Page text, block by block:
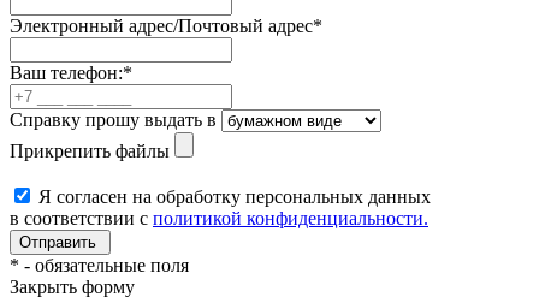
Электронный адрес/Почтовый адрес*
Ваш телефон:*
Справку прошу выдать в
Прикрепить файлы
Я согласен на обработку персональных данных
в соответствии с политикой конфиденциальности.
* - обязательные поля
Закрыть форму